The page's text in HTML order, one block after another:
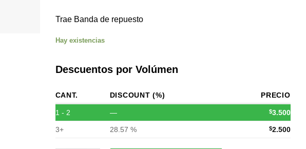
Trae Banda de repuesto
Hay existencias
Descuentos por Volúmen
CANT. DISCOUNT (%) PRECIO
1 - 2 — $3.500
3+ 28.57 % $2.500